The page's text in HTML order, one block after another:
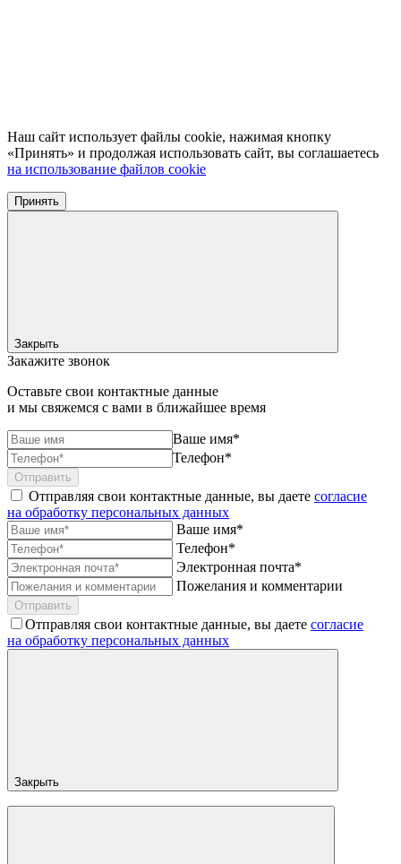
Наш сайт использует файлы cookie, нажимая кнопку
«Принять» и продолжая использовать сайт, вы соглашаетесь
на использование файлов cookie
Принять
Закрыть
Закажите звонок
Оставьте свои контактные данные
и мы свяжемся с вами в ближайшее время
Ваше имя*
Телефон*
Отправить
Отправляя свои контактные данные, вы даете согласие
на обработку персональных данных
Ваше имя*
Телефон*
Электронная почта*
Пожелания и комментарии
Отправить
Отправляя свои контактные данные, вы даете согласие
на обработку персональных данных
Закрыть